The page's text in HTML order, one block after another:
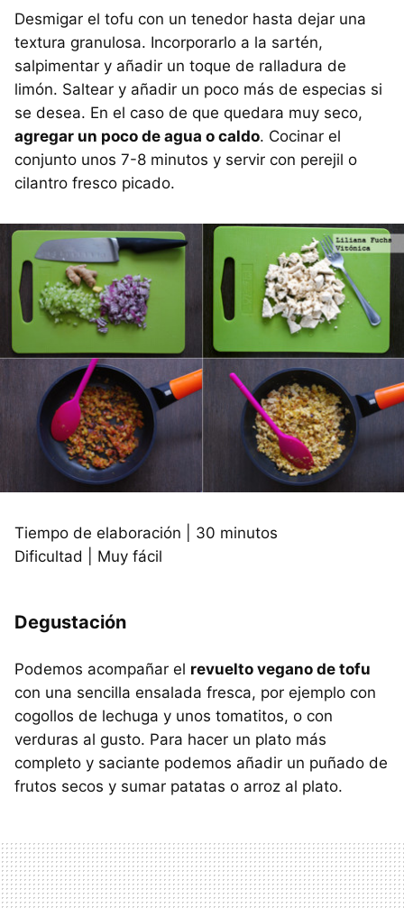
Desmigar el tofu con un tenedor hasta dejar una
textura granulosa. Incorporarlo a la sartén,
salpimentar y añadir un toque de ralladura de
limón. Saltear y añadir un poco más de especias si
se desea. En el caso de que quedara muy seco,
agregar un poco de agua o caldo. Cocinar el
conjunto unos 7-8 minutos y servir con perejil o
cilantro fresco picado.
Tiempo de elaboración | 30 minutos
Dificultad | Muy fácil
Degustación
Podemos acompañar el revuelto vegano de tofu
con una sencilla ensalada fresca, por ejemplo con
cogollos de lechuga y unos tomatitos, o con
verduras al gusto. Para hacer un plato más
completo y saciante podemos añadir un puñado de
frutos secos y sumar patatas o arroz al plato.